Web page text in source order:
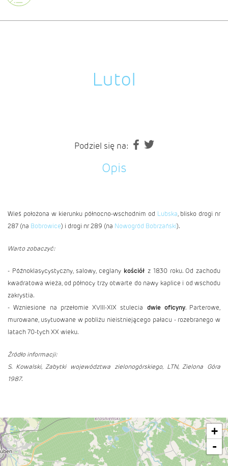
Lutol
Podziel się na:
Opis
Wieś położona w kierunku północno-wschodnim od Lubska, blisko drogi nr
287 (na Bobrowice) i drogi nr 289 (na Nowogród Bobrzański).
Warto zobaczyć:
- Późnoklasycystyczny, salowy, ceglany kościół z 1830 roku. Od zachodu
kwadratowa wieża, od północy trzy otwarte do nawy kaplice i od wschodu
zakrystia.
- Wzniesione na przełomie XVIII-XIX stulecia dwie oficyny. Parterowe,
murowane, usytuowane w pobliżu nieistniejącego pałacu - rozebranego w
latach 70-tych XX wieku.
Źródło informacji:
S. Kowalski, Zabytki województwa zielonogórskiego, LTN, Zielona Góra
1987.
+
-